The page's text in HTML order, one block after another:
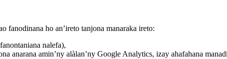
fanodinana ho an’ireto tanjona manaraka ireto:
nalefa),
anarana amin’ny alàlan’ny Google Analytics, izay ahafahana